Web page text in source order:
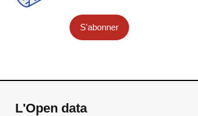
S'abonner
L'Open data